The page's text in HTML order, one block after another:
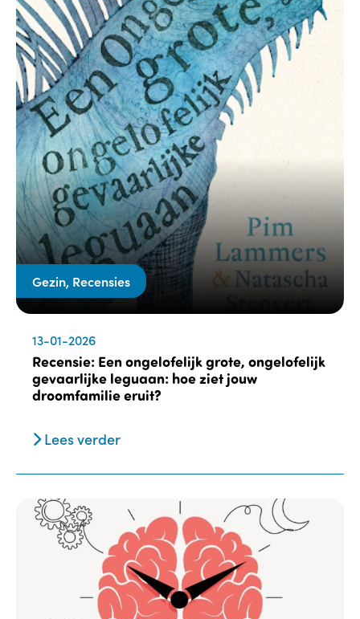
Gezin, Recensies
13-01-2026
Recensie: Een ongelofelijk grote, ongelofelijk
gevaarlijke leguaan: hoe ziet jouw
droomfamilie eruit?
Lees verder